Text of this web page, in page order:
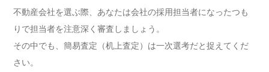
不動産会社を選ぶ際、あなたは会社の採用担当者になったつも
りで担当者を注意深く審査しましょう。
その中でも、簡易査定（机上査定）は一次選考だと捉えてくだ
さい。